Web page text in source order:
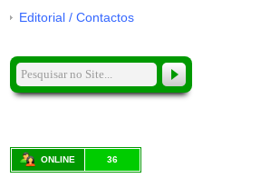
Editorial / Contactos
ONLINE 36